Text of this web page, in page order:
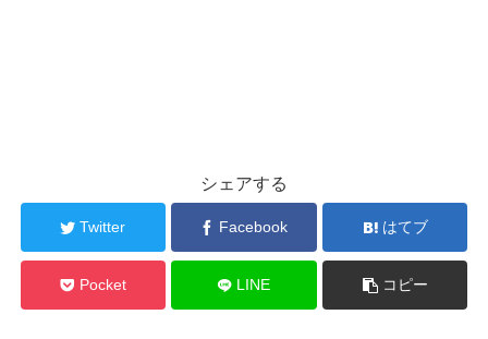
シェアする
Twitter Facebook はてブ
Pocket LINE コピー